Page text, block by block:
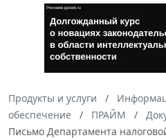
Продукты и услуги
обеспечение
ПРАЙМ
Письмо Департамента